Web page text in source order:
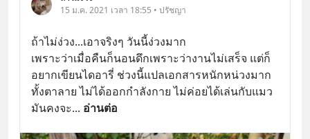
15 ม.ค. 2021 เวลา 18:55 • ปรัชญา
ถ้าไม่ง่วง...เอาจริงๆ วันนี้ง่วงมาก
เพราะว่าเมื่อคืนก็นอนดึกเพราะว่างานไม่เสร็จ แต่ก็
อยากเขียนไดอารี่ ช่วงนี้แปลเอกสารหนักหน่วงมาก
ทั้งตาลาย ไม่ได้ออกกำลังกาย ไม่ค่อยได้เล่นกับแมว
มันคงจะ... อ่านต่อ